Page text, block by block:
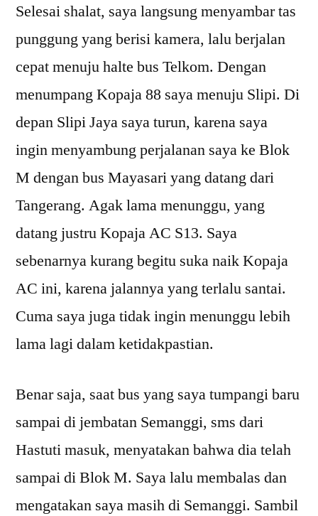
Selesai shalat, saya langsung menyambar tas
punggung yang berisi kamera, lalu berjalan
cepat menuju halte bus Telkom. Dengan
menumpang Kopaja 88 saya menuju Slipi. Di
depan Slipi Jaya saya turun, karena saya
ingin menyambung perjalanan saya ke Blok
M dengan bus Mayasari yang datang dari
Tangerang. Agak lama menunggu, yang
datang justru Kopaja AC S13. Saya
sebenarnya kurang begitu suka naik Kopaja
AC ini, karena jalannya yang terlalu santai.
Cuma saya juga tidak ingin menunggu lebih
lama lagi dalam ketidakpastian.
Benar saja, saat bus yang saya tumpangi baru
sampai di jembatan Semanggi, sms dari
Hastuti masuk, menyatakan bahwa dia telah
sampai di Blok M. Saya lalu membalas dan
mengatakan saya masih di Semanggi. Sambil